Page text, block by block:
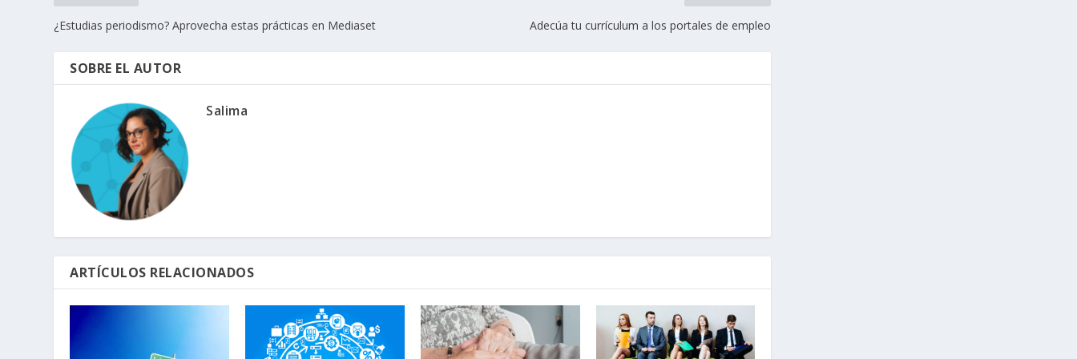
¿Estudias periodismo? Aprovecha estas prácticas en Mediaset Adecúa tu currículum a los portales de empleo
SOBRE EL AUTOR
Salima
ARTÍCULOS RELACIONADOS